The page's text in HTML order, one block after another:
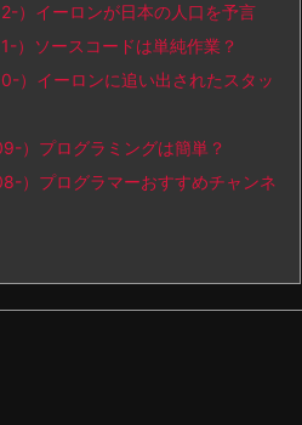
）イーロンが日本の人口を予言
ソースコードは単純作業？
）イーロンに追い出されたスタッ
）プログラミングは簡単？
）プログラマーおすすめチャンネ